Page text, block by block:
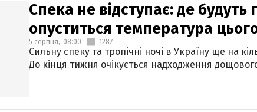
Спека не відступає: де будуть
опуститься температура
5 серпня, 08:00 1287
Сильну спеку та тропічні ночі в Україну ще на
До кінця тижня очікується надходження